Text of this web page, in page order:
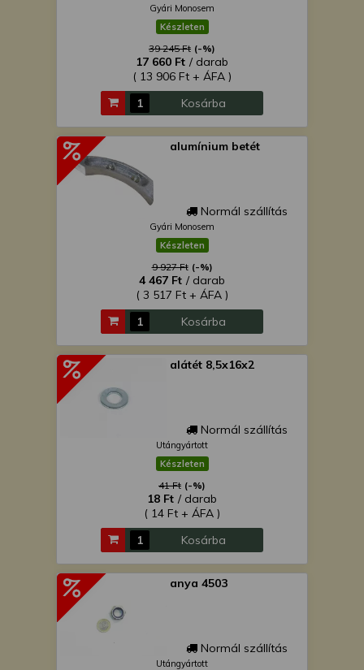
Gyári Monosem
Készleten
39 245 Ft (-%)
17 660 Ft / darab
( 13 906 Ft + ÁFA )
Kosárba
alumínium betét
Normál szállítás
Gyári Monosem
Készleten
9 927 Ft (-%)
4 467 Ft / darab
( 3 517 Ft + ÁFA )
Kosárba
alátét 8,5x16x2
Normál szállítás
Utángyártott
Készleten
41 Ft (-%)
18 Ft / darab
( 14 Ft + ÁFA )
Kosárba
anya 4503
Normál szállítás
Utángyártott